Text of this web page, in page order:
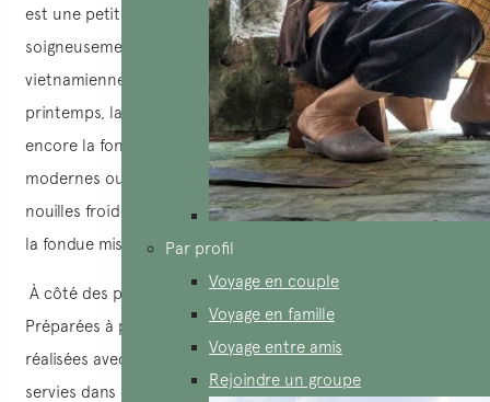
Par profil
Voyage en couple
Voyage en famille
Voyage entre amis
Rejoindre un groupe
est une petite œuvre d’art, colorée, pleine de saveurs et
soigneusement présentée. La carte mêle recettes
vietnamiennes traditionnelles – comme les rouleaux de
printemps, la salade de papaye, les vermicelles sautés ou
encore la fondue au tofu fermenté – à des créations plus
modernes ou d’inspiration occidentale, telles que les
nouilles froides sauce sichuanaise, la salade de mozzarella,
la fondue miso ou la tarte aux artichauts.
À côté des plats, les boissons ne sont pas en reste.
Préparées à partir d’ingrédients frais et naturels, elles sont
réalisées avec soin par les employés malentendants, puis
servies dans des verres en verre recyclé – une attention de